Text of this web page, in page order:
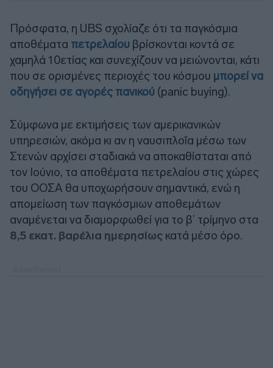
Πρόσφατα, η UBS σχολίαζε ότι τα παγκόσμια
αποθέματα πετρελαίου βρίσκονται κοντά σε
χαμηλά 10ετίας και συνεχίζουν να μειώνονται, κάτι
που σε ορισμένες περιοχές του κόσμου μπορεί να
οδηγήσει σε αγορές πανικού (panic buying).
Σύμφωνα με εκτιμήσεις των αμερικανικών
υπηρεσιών, ακόμα κι αν η ναυσιπλοΐα μέσω των
Στενών αρχίσει σταδιακά να αποκαθίσταται από
τον Ιούνιο, τα αποθέματα πετρελαίου στις χώρες
του ΟΟΣΑ θα υποχωρήσουν σημαντικά, ενώ η
απομείωση των παγκόσμιων αποθεμάτων
αναμένεται να διαμορφωθεί για το β’ τρίμηνο στα
8,5 εκατ. βαρέλια ημερησίως κατά μέσο όρο.